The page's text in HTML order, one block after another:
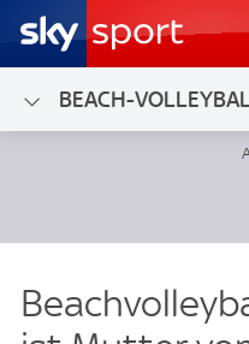
BEACH-